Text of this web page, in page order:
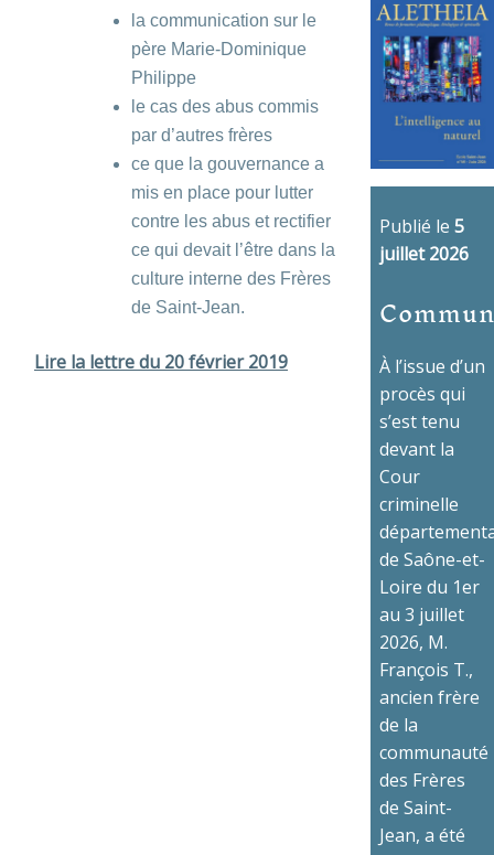
la communication sur le
père Marie-Dominique
Philippe
le cas des abus commis
par d’autres frères
ce que la gouvernance a
mis en place pour lutter
contre les abus et rectifier
ce qui devait l’être dans la
culture interne des Frères
de Saint-Jean.
Lire la lettre du 20 février 2019
Publié le 5
juillet 2026
À l’issue d’un
procès qui
s’est tenu
devant la
Cour
criminelle
de Saône-et-
Loire du 1er
au 3 juillet
2026, M.
François T.,
ancien frère
de la
communauté
des Frères
de Saint-
Jean, a été